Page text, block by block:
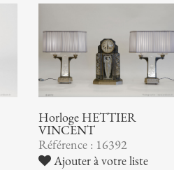
Horloge HETTIER
VINCENT
Référence : 16392
Ajouter à votre liste